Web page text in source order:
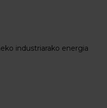
industriarako energia